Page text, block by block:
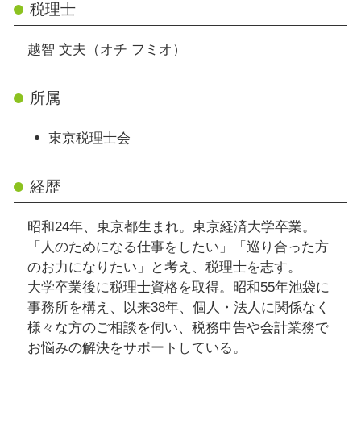
税理士
越智 文夫（オチ フミオ）
所属
東京税理士会
経歴
昭和24年、東京都生まれ。東京経済大学卒業。
「人のためになる仕事をしたい」「巡り合った方
のお力になりたい」と考え、税理士を志す。
大学卒業後に税理士資格を取得。昭和55年池袋に
事務所を構え、以来38年、個人・法人に関係なく
様々な方のご相談を伺い、税務申告や会計業務で
お悩みの解決をサポートしている。